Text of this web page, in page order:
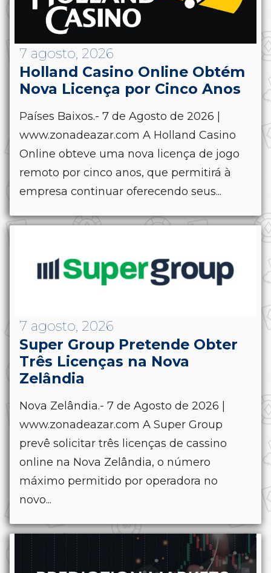
7 agosto, 2026
Holland Casino Online Obtém
Nova Licença por Cinco Anos
Países Baixos.- 7 de Agosto de 2026 |
www.zonadeazar.com A Holland Casino
Online obteve uma nova licença de jogo
remoto por cinco anos, que permitirá à
empresa continuar oferecendo seus...
7 agosto, 2026
Super Group Pretende Obter
Três Licenças na Nova
Zelândia
Nova Zelândia.- 7 de Agosto de 2026 |
www.zonadeazar.com A Super Group
prevê solicitar três licenças de cassino
online na Nova Zelândia, o número
máximo permitido por operadora no
novo...